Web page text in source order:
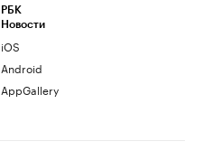
РБК
Новости
iOS
Android
AppGallery